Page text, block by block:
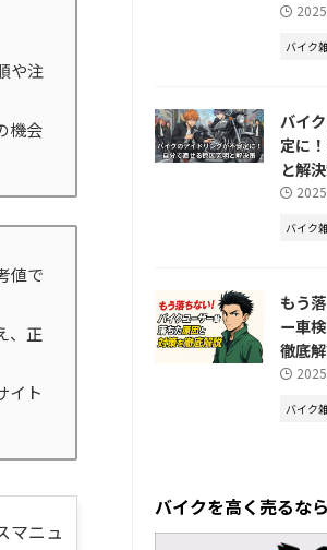
や注
機会
値で
、正
イト
マニュ
バイク
バイ
定に
と解
バイク
もう
ー車
徹底
バイク
バイクを高く売るな